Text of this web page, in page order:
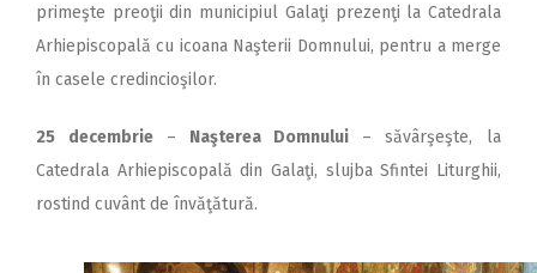
primeşte preoţii din municipiul Galaţi prezenţi la Catedrala
Arhiepiscopală cu icoana Naşterii Domnului, pentru a merge
în casele credincioşilor.
25 decembrie– Naşterea Domnului – săvârşeşte, la
Catedrala Arhiepiscopală din Galaţi, slujba Sfintei Liturghii,
rostind cuvânt de învăţătură.